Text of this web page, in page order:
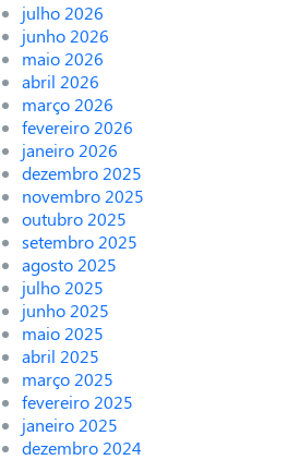
julho 2026
junho 2026
maio 2026
abril 2026
março 2026
fevereiro 2026
janeiro 2026
dezembro 2025
novembro 2025
outubro 2025
setembro 2025
agosto 2025
julho 2025
junho 2025
maio 2025
abril 2025
março 2025
fevereiro 2025
janeiro 2025
dezembro 2024